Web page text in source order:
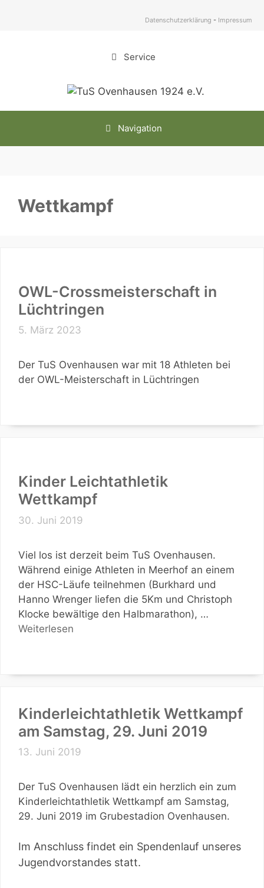
Datenschutzerklärung - Impressum
Service
Navigation
Wettkampf
OWL-Crossmeisterschaft in
Lüchtringen
5. März 2023
Der TuS Ovenhausen war mit 18 Athleten bei
der OWL-Meisterschaft in Lüchtringen
Kinder Leichtathletik
Wettkampf
30. Juni 2019
Viel los ist derzeit beim TuS Ovenhausen.
Während einige Athleten in Meerhof an einem
der HSC-Läufe teilnehmen (Burkhard und
Hanno Wrenger liefen die 5Km und Christoph
Klocke bewältige den Halbmarathon), …
Weiterlesen
Kinderleichtathletik Wettkampf
am Samstag, 29. Juni 2019
13. Juni 2019
Der TuS Ovenhausen lädt ein herzlich ein zum
Kinderleichtathletik Wettkampf am Samstag,
29. Juni 2019 im Grubestadion Ovenhausen.
Im Anschluss findet ein Spendenlauf unseres
Jugendvorstandes statt.